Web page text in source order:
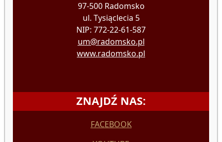
97-500 Radomsko
ul. Tysiąclecia 5
NIP: 772-22-61-587
um@radomsko.pl
www.radomsko.pl
ZNAJDŹ NAS:
FACEBOOK